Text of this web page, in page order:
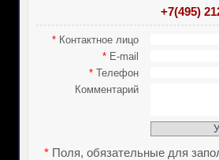
+7(495)
*Контактное лицо
*E-mail
*Телефон
Комментарий
*Поля, обязательные для